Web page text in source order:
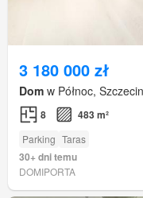
3 180 000 zł
Dom w Północ,
8 483 m²
Parking Taras
30+ dni temu
DOMIPORTA